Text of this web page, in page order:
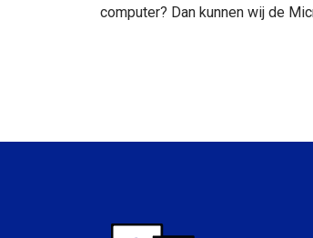
computer? Dan kunnen wij de